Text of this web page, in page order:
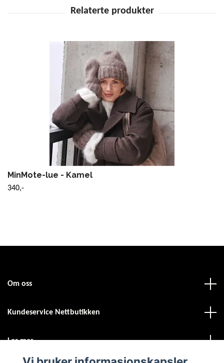
MinMote-lue - Kamel
340,-
Om oss
Kundeservice Nettbutikken
Les mer